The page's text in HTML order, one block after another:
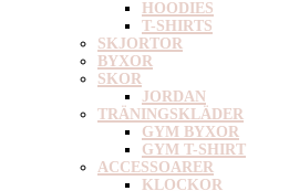
HOODIES
T-SHIRTS
SKJORTOR
BYXOR
SKOR
JORDAN
TRÄNINGSKLÄDER
GYM BYXOR
GYM T-SHIRT
ACCESSOARER
KLOCKOR